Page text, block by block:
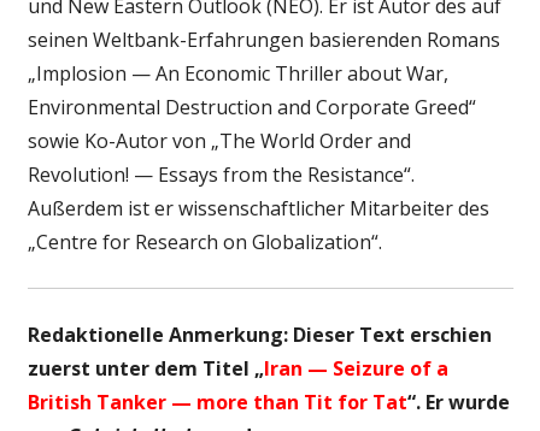
und New Eastern Outlook (NEO). Er ist Autor des auf
seinen Weltbank-Erfahrungen basierenden Romans
„Implosion — An Economic Thriller about War,
Environmental Destruction and Corporate Greed“
sowie Ko-Autor von „The World Order and
Revolution! — Essays from the Resistance“.
Außerdem ist er wissenschaftlicher Mitarbeiter des
„Centre for Research on Globalization“.
Redaktionelle Anmerkung: Dieser Text erschien
zuerst unter dem Titel „Iran — Seizure of a
British Tanker — more than Tit for Tat“. Er wurde